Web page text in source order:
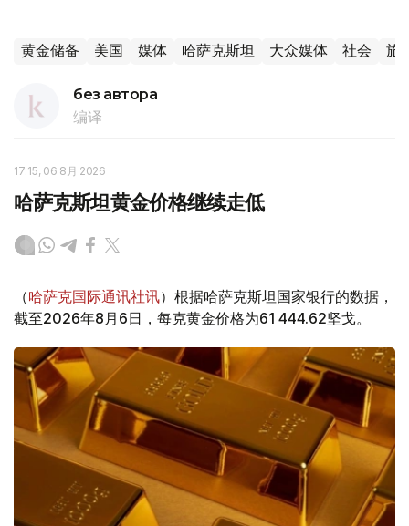
黄金储备 美国 媒体 哈萨克斯坦 大众媒体 社会 旅
без автора
编译
17:15, 06 8月 2026
哈萨克斯坦黄金价格继续走低
（哈萨克国际通讯社讯）根据哈萨克斯坦国家银行的数据，
截至2026年8月6日，每克黄金价格为61 444.62坚戈。